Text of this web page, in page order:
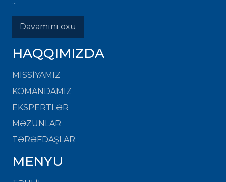
Davamını oxu
HAQQIMIZDA
MISSIYAMIZ
KOMANDAMIZ
EKSPERTLƏR
MƏZUNLAR
TƏRƏFDAŞLAR
MENYU